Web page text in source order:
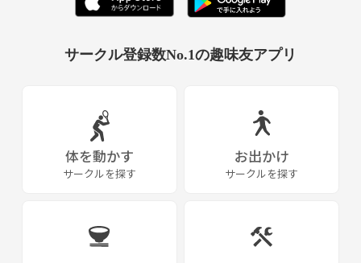
◯自転車歴
譲り受けた錆錆の自転車が壊れて、修理代が高額だったの
でMTBに乗り換える。
よろしくお願いします!
八千代中央図書館、道の駅やちよ
2024年9月現在、ありがたいことに2名になりました。
また、お問い合わせもいただいております。
新川サイクリングロード→八千代中央図書館→道の駅やちよ→印旛沼サ
イクリングロード→佐倉ふるさと広場
自分以外の人の自転車に乗り変化を体感し。
人と走るペースや速度を経験、貴重な経験と楽しさを感じたサイクリン
人との繋がりを大切にし、人と自転車を楽しむことを基礎に自転車を通
サークル登録数No.1の趣味友アプリ
体を動かす
サークルを探す
お出かけ
サークルを探す